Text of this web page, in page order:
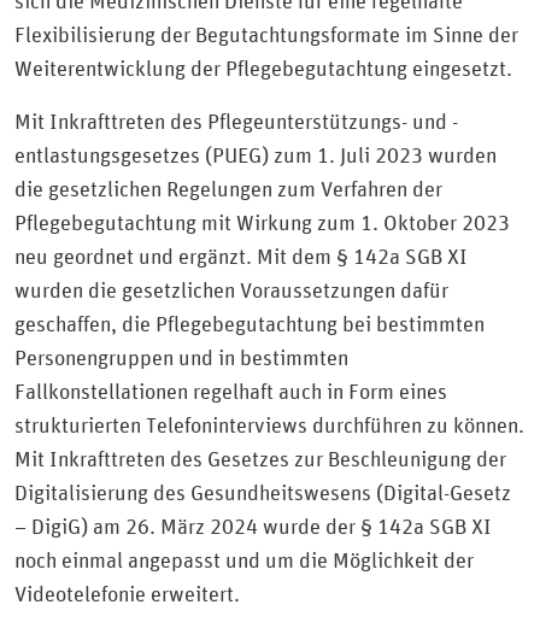
Flexibilisierung der Begutachtungsformate im Sinne der
Weiterentwicklung der Pflegebegutachtung eingesetzt.
Mit Inkrafttreten des Pflegeunterstützungs- und -
entlastungsgesetzes (PUEG) zum 1. Juli 2023 wurden
die gesetzlichen Regelungen zum Verfahren der
Pflegebegutachtung mit Wirkung zum 1. Oktober 2023
neu geordnet und ergänzt. Mit dem § 142a SGB XI
wurden die gesetzlichen Voraussetzungen dafür
geschaffen, die Pflegebegutachtung bei bestimmten
Personengruppen und in bestimmten
Fallkonstellationen regelhaft auch in Form eines
strukturierten Telefoninterviews durchführen zu können.
Mit Inkrafttreten des Gesetzes zur Beschleunigung der
Digitalisierung des Gesundheitswesens (Digital-Gesetz
– DigiG) am 26. März 2024 wurde der § 142a SGB XI
noch einmal angepasst und um die Möglichkeit der
Videotelefonie erweitert.